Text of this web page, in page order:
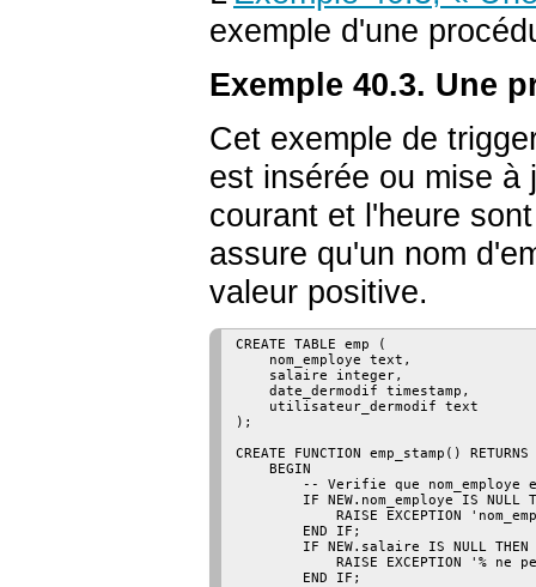
exemple d'une
Exemple 40.3. Une
Cet exemple de
est insérée ou mise à
courant et l'heure
assure qu'un nom
valeur positive.
CREATE TABLE emp (
    nom_employe text,
    salaire integer,
    date_dermodif timestamp,
    utilisateur_dermodif text
);
CREATE FUNCTION emp_stamp()
    BEGIN
-- Verifie que nom_employe
IF NEW.nom_employe IS NULL
RAISE EXCEPTION
        END IF;
        IF NEW.salaire IS NULL THEN
RAISE EXCEPTION '% ne
        END IF;